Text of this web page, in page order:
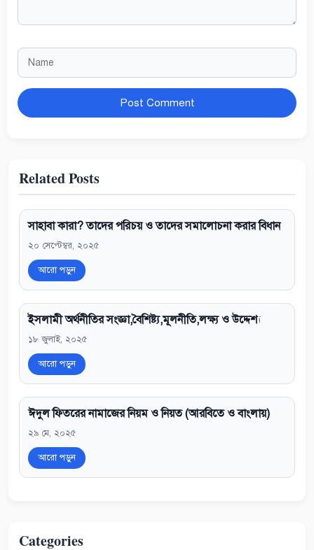
Name
Website
Related Posts
সাহাবা কারা? তাদের পরিচয় ও তাদের সমালোচনা করার বিধান
২০ সেপ্টেম্বর, ২০২৫
আরো পড়ুন
ইসলামী অর্থনীতির সংজ্ঞা,বৈশিষ্ট্য,মূলনীতি,লক্ষ্য ও উদ্দেশ্য
১৮ জুলাই, ২০২৫
আরো পড়ুন
ঈদুল ফিতরের নামাজের নিয়ম ও নিয়ত (আরবিতে ও বাংলায়)
২৯ মে, ২০২৫
আরো পড়ুন
Categories